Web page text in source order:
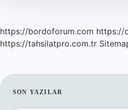
https://bordoforum.com https://
https://tahsilatpro.com.tr
SIDEBAR
SON YAZILAR